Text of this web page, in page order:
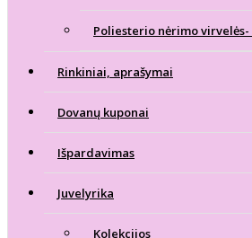
Poliesterio nėrimo virvelės-
Rinkiniai, aprašymai
Dovanų kuponai
Išpardavimas
Juvelyrika
Kolekcijos